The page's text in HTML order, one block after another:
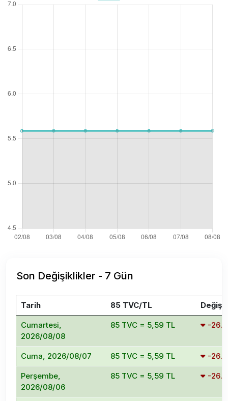
Son Değişiklikler - 7 Gün
Tarih 85 TVC/TL
Cumartesi,
2026/08/08
85 TVC = 5,59 TL -
Cuma, 2026/08/07 85 TVC = 5,59 TL -
Perşembe,
2026/08/06
85 TVC = 5,59 TL -